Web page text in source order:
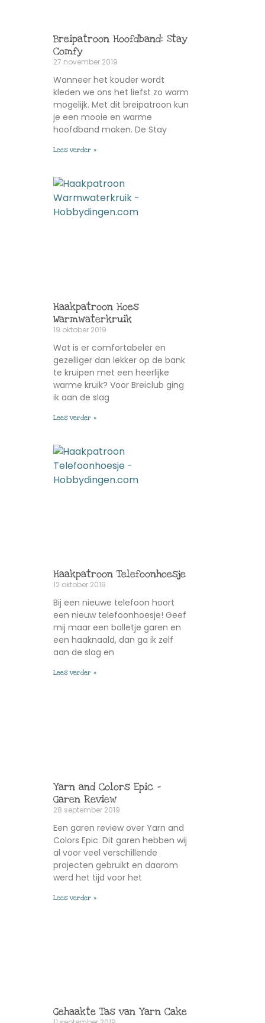
Breipatroon Hoofdband: Stay
Comfy
27 november 2019
Wanneer het kouder wordt
kleden we ons het liefst zo warm
mogelijk. Met dit breipatroon kun
je een mooie en warme
hoofdband maken. De Stay
Lees verder »
Haakpatroon Hoes
Warmwaterkruik
19 oktober 2019
Wat is er comfortabeler en
gezelliger dan lekker op de bank
te kruipen met een heerlijke
warme kruik? Voor Breiclub ging
ik aan de slag
Lees verder »
Haakpatroon Telefoonhoesje
12 oktober 2019
Bij een nieuwe telefoon hoort
een nieuw telefoonhoesje! Geef
mij maar een bolletje garen en
een haaknaald, dan ga ik zelf
aan de slag en
Lees verder »
Yarn and Colors Epic –
Garen Review
28 september 2019
Een garen review over Yarn and
Colors Epic. Dit garen hebben wij
al voor veel verschillende
projecten gebruikt en daarom
werd het tijd voor het
Lees verder »
Gehaakte Tas van Yarn Cake